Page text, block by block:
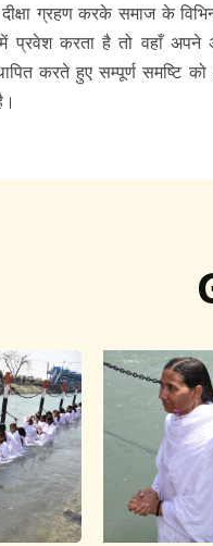
ग्रहण करके समाज के
में प्रवेश करता है तो वहाँ
करते हुए सम्पूर्ण समष्टि